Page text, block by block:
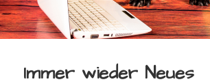
Immer wieder Neues